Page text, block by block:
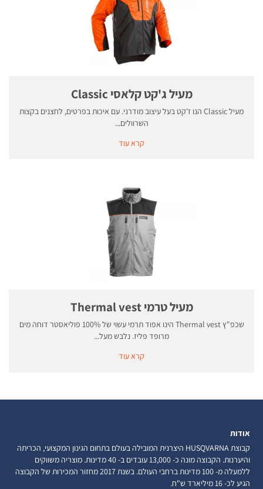
מעיל ג'קט קלאסי Classic
מעיל Classic הנו ז'קט בעל עיצוב מודרני. עם איכות בפרטים, לחצנים בקצות
השרוולים...
קרא עוד
מעיל טרמי Thermal vest
שכפ"ץ Thermal vest הינו אפוד תרמי עשוי של 100% פוליאסטר דוחה מים
מרופד פליז. נלבש מעל...
קרא עוד
אודות
קבוצת HUSQVARNA היצרנית המובילה בעולם בתחום הגינון המקצועי, הכריתה
והיערנות. הקבוצה מונה כ- 13,000 עובדים ב- 40 מדינות. מוצריה משווקים
ללמעלה מ- 100 מדינות ברחבי העולם. בשנת 2017 מחזור המכירות של הקבוצה
הגיע לכ- 16 מיליארד ש"ח.